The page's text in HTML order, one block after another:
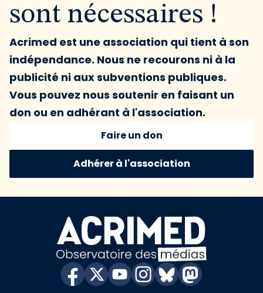
sont nécessaires !
Acrimed est une association qui tient à son
indépendance. Nous ne recourons ni à la
publicité ni aux subventions publiques.
Vous pouvez nous soutenir en faisant un
don ou en adhérant à l'association.
Faire un don
Adhérer à l'association